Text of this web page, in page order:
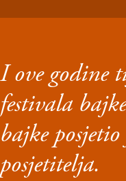
I ove godine
festivala
bajke
posjetitelja.